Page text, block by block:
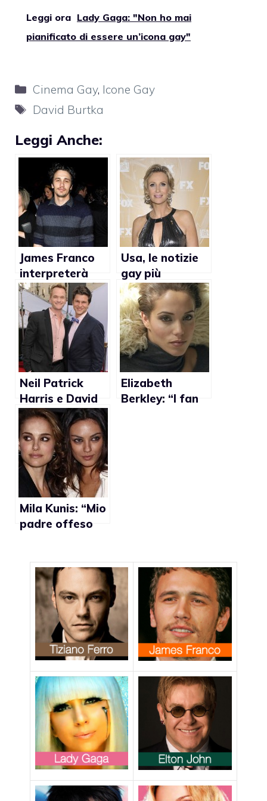
Leggi ora Lady Gaga: "Non ho mai
pianificato di essere un’icona gay"
Categorie
Cinema Gay, Icone Gay
Tag
David Burtka
Leggi Anche:
James Franco
interpreterà
Robert
Mapplethorpe
nel prossimo
ruolo al cinema
Usa, le notizie
gay più
importanti del
2011
Neil Patrick
Harris e David
Burtka: “Non
chiamateci
coppia modello”
Elizabeth
Berkley: “I fan
Mila Kunis: “Mio
padre offeso
Swan”